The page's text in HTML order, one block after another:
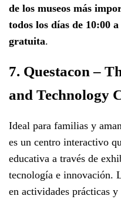
de los museos más
todos los días de 10:00
gratuita.
7. Questacon –
and Technology
Ideal para familias y
es un centro interactivo
educativa a través de
tecnología e innovación.
en actividades prácticas y